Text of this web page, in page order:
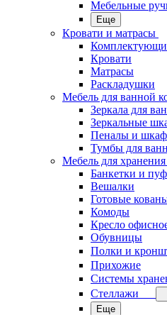
Мебельные
Еще
Кровати и матрасы
Кровати
Матрасы
Раскладушки
Мебель для ванной
Зеркала для
Зеркальные
Пеналы и
Тумбы для
Мебель для хранения
Банкетки и
Вешалки
Готовые
Комоды
Кресло
Обувницы
Полки и
Прихожие
Системы
Стеллажи
Еще